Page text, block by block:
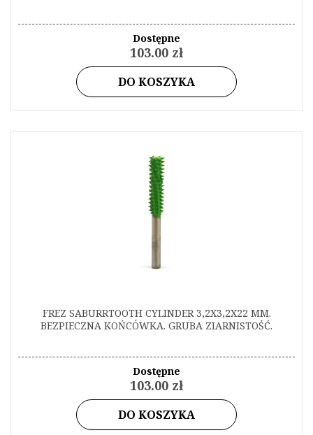
Dostępne
103.00 zł
DO KOSZYKA
FREZ SABURRTOOTH CYLINDER 3,2X3,2X22 MM.
BEZPIECZNA KOŃCÓWKA. GRUBA ZIARNISTOŚĆ.
Dostępne
103.00 zł
DO KOSZYKA